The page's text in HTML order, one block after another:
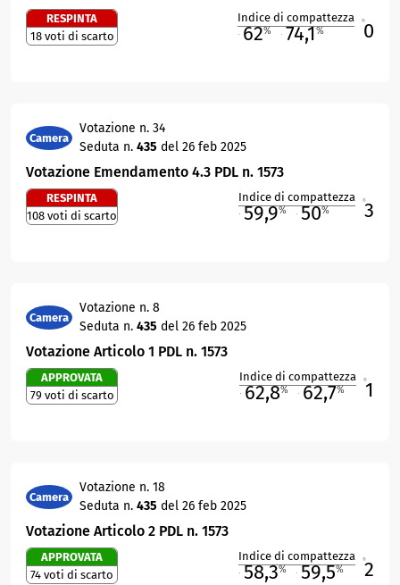
RESPINTA
18 voti di scarto
Indice di compattezza
62% 74,1% 0
Camera
Votazione n. 34
Seduta n. 435 del 26 feb 2025
Votazione Emendamento 4.3 PDL n. 1573
RESPINTA
108 voti di scarto
Indice di compattezza
59,9% 50% 3
Camera
Votazione n. 8
Seduta n. 435 del 26 feb 2025
Votazione Articolo 1 PDL n. 1573
APPROVATA
79 voti di scarto
Indice di compattezza
62,8% 62,7% 1
Camera
Votazione n. 18
Seduta n. 435 del 26 feb 2025
Votazione Articolo 2 PDL n. 1573
APPROVATA
74 voti di scarto
Indice di compattezza
58,3% 59,5% 2